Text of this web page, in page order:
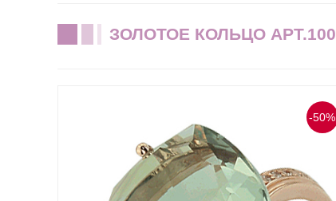
ЗОЛОТОЕ КОЛЬЦО
-50%